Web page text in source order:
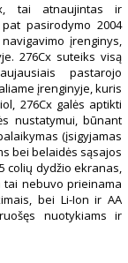
tai atnaujintas ir
pasirodymo 2004
įrenginys,
276Cx suteiks visą
pastarojo
įrenginyje, kuris
276Cx galės aptikti
nustatymui, būnant
(įsigyjamas
bei belaidės sąsajos
colių dydžio ekranas,
tai nebuvo prieinama
bei Li-Ion ir AA
nuotykiams ir